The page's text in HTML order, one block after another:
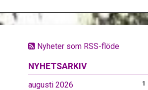
Nyheter som RSS-flöde
NYHETSARKIV
augusti 2026 1